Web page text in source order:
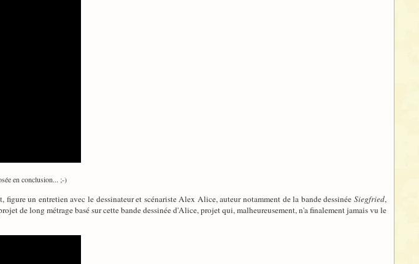
en conclusion... ;-)
un entretien avec le dessinateur et scénariste Alex Alice, auteur notamment de la bande dessinée Siegfried,
de long métrage basé sur cette bande dessinée d'Alice, projet qui, malheureusement, n'a finalement jamais vu le